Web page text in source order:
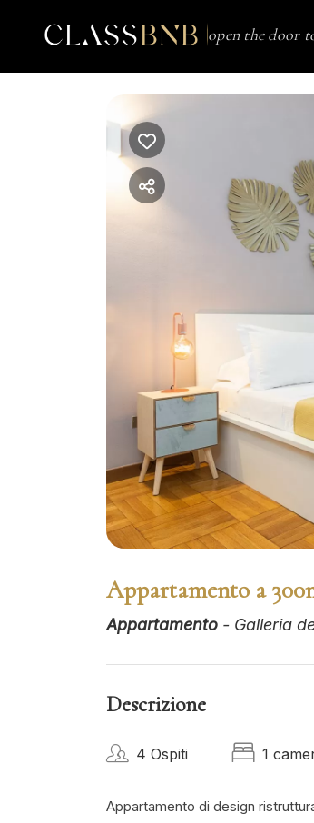
open the door
Appartamento a
Appartamento - Galleria
Descrizione
4 Ospiti 1
Appartamento di design